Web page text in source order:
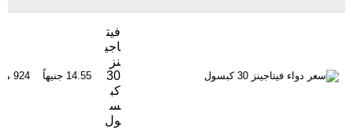
فيت
اجي
نز
30
كب
س
ول
14.55 جنيهاً 924 مشاهدة